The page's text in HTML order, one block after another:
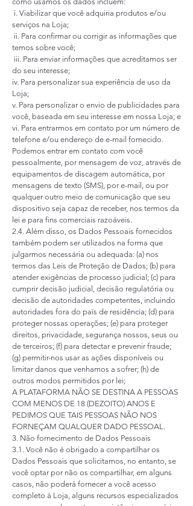
i. Viabilizar que você adquiria produtos e/ou
serviços na Loja;
ii. Para confirmar ou corrigir as informações que
temos sobre você;
iii. Para enviar informações que acreditamos ser
do seu interesse;
iv. Para personalizar sua experiência de uso da
Loja;
v. Para personalizar o envio de publicidades para
você, baseada em seu interesse em nossa Loja; e
vi. Para entrarmos em contato por um número de
telefone e/ou endereço de e-mail fornecido.
Podemos entrar em contato com você
pessoalmente, por mensagem de voz, através de
equipamentos de discagem automática, por
mensagens de texto (SMS), por e-mail, ou por
qualquer outro meio de comunicação que seu
dispositivo seja capaz de receber, nos termos da
lei e para fins comerciais razoáveis.
2.4. Além disso, os Dados Pessoais fornecidos
também podem ser utilizados na forma que
julgarmos necessária ou adequada: (a) nos
termos das Leis de Proteção de Dados; (b) para
atender exigências de processo judicial; (c) para
cumprir decisão judicial, decisão regulatória ou
decisão de autoridades competentes, incluindo
autoridades fora do país de residência; (d) para
proteger nossas operações; (e) para proteger
direitos, privacidade, segurança nossos, seus ou
de terceiros; (f) para detectar e prevenir fraude;
(g) permitir-nos usar as ações disponíveis ou
limitar danos que venhamos a sofrer; (h) de
outros modos permitidos por lei;
A PLATAFORMA NÃO SE DESTINA A PESSOAS
COM MENOS DE 18 (DEZOITO) ANOS E
PEDIMOS QUE TAIS PESSOAS NÃO NOS
FORNEÇAM QUALQUER DADO PESSOAL.
3. Não fornecimento de Dados Pessoais
3.1. Você não é obrigado a compartilhar os
Dados Pessoais que solicitamos, no entanto, se
você optar por não os compartilhar, em alguns
casos, não poderá fornecer a você acesso
completo à Loja, alguns recursos especializados